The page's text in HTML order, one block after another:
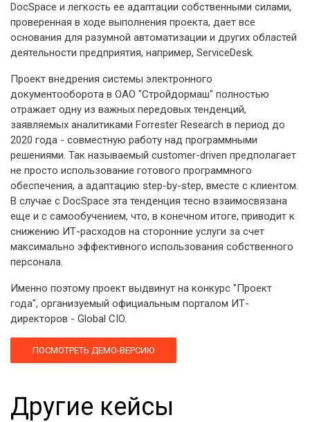
DocSpace и легкость ее адаптации собственными силами,
проверенная в ходе выполнения проекта, дает все
основания для разумной автоматизации и других областей
деятельности предприятия, например, ServiceDesk.
Проект внедрения системы электронного
документооборота в ОАО "Стройдормаш" полностью
отражает одну из важных передовых тенденций,
заявляемых аналитиками Forrester Research в период до
2020 года - совместную работу над программными
решениями. Так называемый customer-driven предполагает
не просто использование готового программного
обеспечения, а адаптацию step-by-step, вместе с клиентом.
В случае с DocSpace эта тенденция тесно взаимосвязана
еще и с самообучением, что, в конечном итоге, приводит к
снижению ИТ-расходов на сторонние услуги за счет
максимально эффективного использования собственного
персонала.
Именно поэтому проект выдвинут на конкурс "Проект
года", организуемый официальным порталом ИТ-
директоров - Global CIO.
ПОСМОТРЕТЬ ДЕМО-ВЕРСИЮ
Другие кейсы